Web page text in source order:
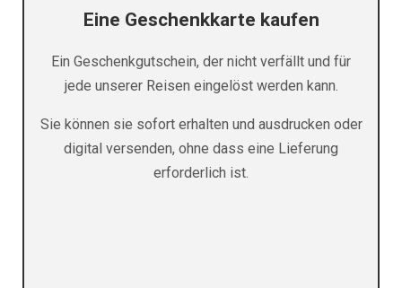
Eine Geschenkkarte kaufen
Ein Geschenkgutschein, der nicht verfällt und für
jede unserer Reisen eingelöst werden kann.
Sie können sie sofort erhalten und ausdrucken oder
digital versenden, ohne dass eine Lieferung
erforderlich ist.